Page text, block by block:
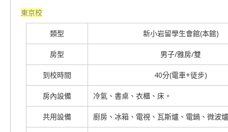
東京校
類型 新小岩留學生會館(本館)
房型 男子/雅房/雙
到校時間 40分(電車+徒步)
房內設備 冷氣、書桌、衣櫃、床。
共用設備 廚房、冰箱、電視、瓦斯爐、電鍋、微波